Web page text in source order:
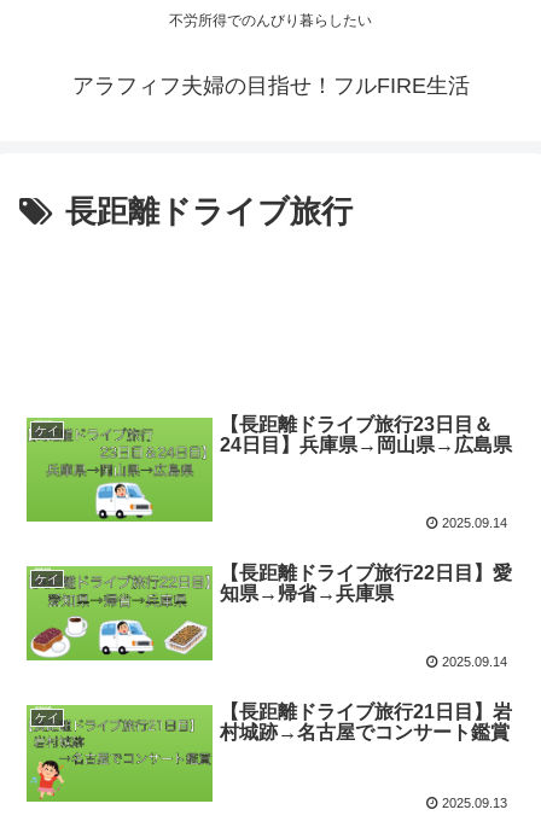
不労所得でのんびり暮らしたい
アラフィフ夫婦の目指せ！フルFIRE生活
長距離ドライブ旅行
ケイ
【長距離ドライブ旅行23日目＆
24日目】兵庫県→岡山県→広島県
2025.09.14
ケイ
【長距離ドライブ旅行22日目】愛
知県→帰省→兵庫県
2025.09.14
ケイ
【長距離ドライブ旅行21日目】岩
村城跡→名古屋でコンサート鑑賞
2025.09.13